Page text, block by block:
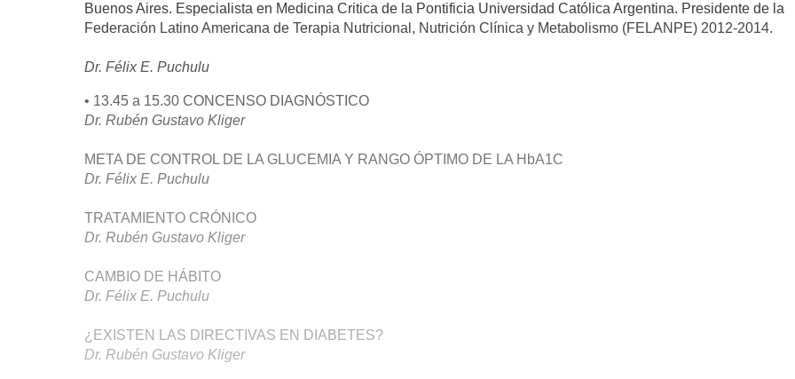
Buenos Aires. Especialista en Medicina Critica de la Pontificia Universidad Católica Argentina. Presidente de la
Federación Latino Americana de Terapia Nutricional, Nutrición Clínica y Metabolismo (FELANPE) 2012-2014.
Dr. Félix E. Puchulu
• 13.45 a 15.30 CONCENSO DIAGNÓSTICO
Dr. Rubén Gustavo Kliger
META DE CONTROL DE LA GLUCEMIA Y RANGO ÓPTIMO DE LA HbA1C
Dr. Félix E. Puchulu
TRATAMIENTO CRÓNICO
Dr. Rubén Gustavo Kliger
CAMBIO DE HÁBITO
Dr. Félix E. Puchulu
¿EXISTEN LAS DIRECTIVAS EN DIABETES?
Dr. Rubén Gustavo Kliger